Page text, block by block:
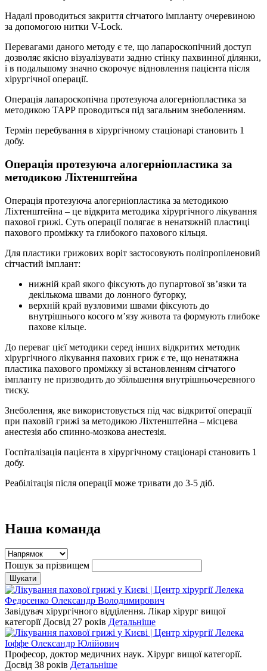
Надалі проводиться закриття сітчатого імпланту очеревиною
за допомогою нитки V-Lock.
Перевагами даного методу є те, що лапароскопічний доступ
дозволяє якісно візуалізувати задню стінку пахвинної ділянки,
і в подальшому значно скорочує відновлення пацієнта після
хірургічної операції.
Операція лапароскопічна протезуюча алогерніопластика за
методикою ТАРР проводиться під загальним знеболенням.
Термін перебування в хірургічному стаціонарі становить 1
добу.
Операція протезуюча алогерніопластика за
методикою Ліхтенштейна
Операція протезуюча алогерніопластика за методикою
Ліхтенштейна – це відкрита методика хірургічного лікування
пахової грижі. Суть операції полягає в ненатяжній пластиці
пахового проміжку та глибокого пахового кільця.
Для пластики грижових воріт застосовують поліпропіленовий
сітчастий імплант:
нижній край якого фіксують до пупартової зв’язки та
декількома швами до лонного бугорку,
верхній край вузловими швами фіксують до
внутрішнього косого м’язу живота та формують глибоке
пахове кільце.
До переваг цієї методики серед інших відкритих методик
хірургічного лікування пахових гриж є те, що ненатяжна
пластика пахового проміжку зі встановленням сітчатого
імпланту не призводить до збільшення внутрішньочеревного
тиску.
Знеболення, яке використовується під час відкритої операції
при паховій грижі за методикою Ліхтенштейна – місцева
анестезія або спинно-мозкова анестезія.
Госпіталізація пацієнта в хірургічному стаціонарі становить 1
добу.
Реабілітація після операції може тривати до 3-5 діб.
Наша команда
Пошук за прізвищем
Федосенко Олександр Володимирович
Завідувач хірургічного відділення. Лікар хірург вищої
категоріїДосвід 27 років Детальніше
Іоффе Олександр Юлійович
Професор, доктор медичних наук. Хірург вищої категорії.
Досвід 38 років Детальніше